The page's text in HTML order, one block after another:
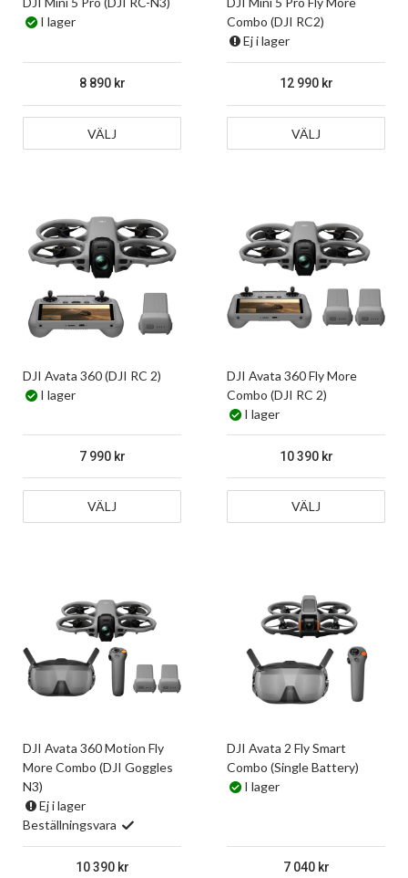
I lager
8 890
VÄLJ
Combo (DJI RC2)
Ej i lager
12 990
VÄLJ
DJI Avata 360 (DJI RC 2)
I lager
7 990
VÄLJ
DJI Avata 360 Fly More
Combo (DJI RC 2)
I lager
10 390
VÄLJ
DJI Avata 360 Motion Fly
More Combo (DJI Goggles
N3)
Ej i lager
Beställningsvara
10 390
DJI Avata 2 Fly Smart
Combo (Single Battery)
I lager
7 040